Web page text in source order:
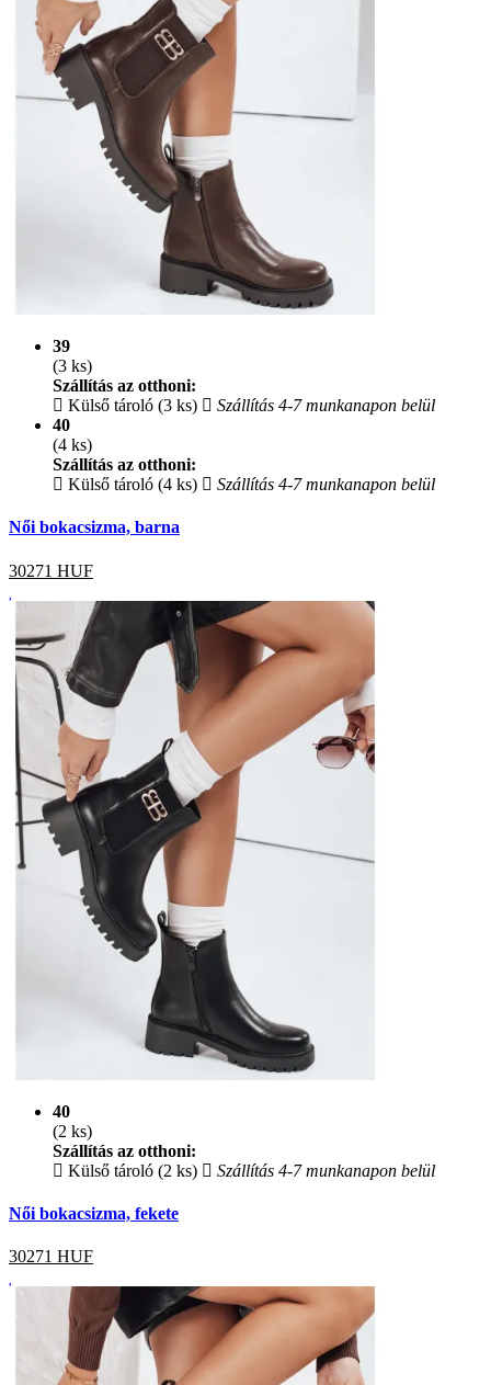
39
(3 ks)
Szállítás az otthoni:
Külső tároló (3 ks)
Szállítás 4-7 munkanapon belül
40
(4 ks)
Szállítás az otthoni:
Külső tároló (4 ks)
Szállítás 4-7 munkanapon belül
Női bokacsizma, barna
30271 HUF
40
(2 ks)
Szállítás az otthoni:
Külső tároló (2 ks)
Szállítás 4-7 munkanapon belül
Női bokacsizma, fekete
30271 HUF